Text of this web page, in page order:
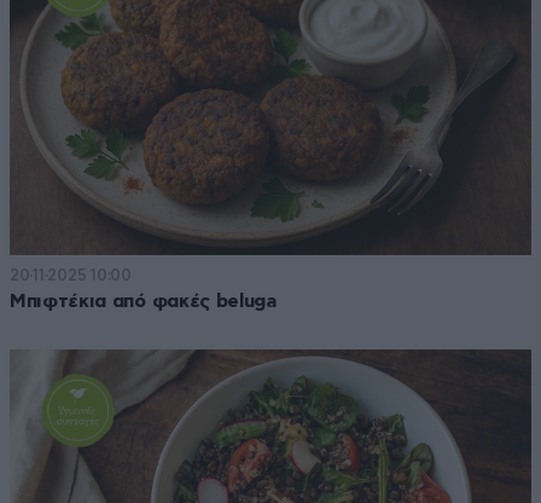
20·11·2025 10:00
Μπιφτέκια από φακές beluga